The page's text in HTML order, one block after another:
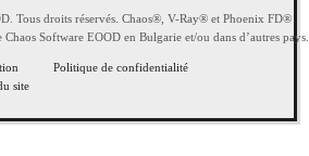
Tous droits réservés. Chaos®, V-Ray® et Phoenix FD®
Chaos Software EOOD en Bulgarie et/ou dans d’autres pays.
Politique de confidentialité
site